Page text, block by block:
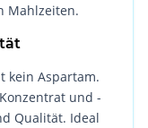
Mahlzeiten.
kein Aspartam.
und -
Qualität. Ideal